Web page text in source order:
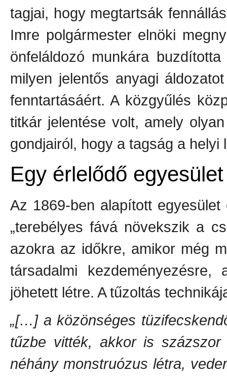
tagjai, hogy megtartsák
Imre polgármester elnöki
önfeláldozó munkára
milyen jelentős anyagi
fenntartásáért. A közgyűlés
titkár jelentése volt, amely
gondjairól, hogy a tagság a
Egy érlelődő egyesület
Az 1869-ben alapított
„terebélyes fává növekszik a
azokra az időkre, amikor még
társadalmi
jöhetett létre. A tűzoltás
„[…] a közönséges
tűzbe vitték, akkor is
néhány monstruózus létra,